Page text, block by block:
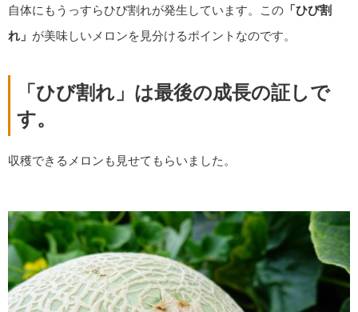
自体にもうっすらひび割れが発生しています。この 「ひび割
れ」 が美味しいメロンを見分けるポイントなのです。
「ひび割れ」は最後の成長の証しで
す。
収穫できるメロンも見せてもらいました。